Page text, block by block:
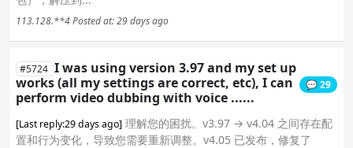
113.128.**4Posted at: 29 days ago
#5724 I was using version 3.97 and my set up
works (all my settings are correct, etc), I can
perform video dubbing with voice ......
💬 29
[Last reply:29 days ago] 理解您的困扰。v3.97 → v4.04 之间存在配
置和行为变化，导致您需要重新调整。v4.05 已发布，修复了